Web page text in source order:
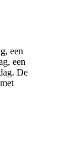
een
een
De